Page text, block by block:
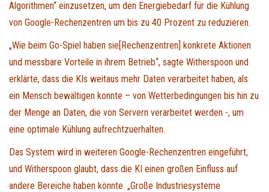
Algorithmen“ einzusetzen, um den Energiebedarf für die Kühlung
von Google-Rechenzentren um bis zu 40 Prozent zu reduzieren.
„Wie beim Go-Spiel haben sie[Rechenzentren] konkrete Aktionen
und messbare Vorteile in ihrem Betrieb“, sagte Witherspoon und
erklärte, dass die KIs weitaus mehr Daten verarbeitet haben, als
ein Mensch bewältigen konnte – von Wetterbedingungen bis hin zu
der Menge an Daten, die von Servern verarbeitet werden -, um
eine optimale Kühlung aufrechtzuerhalten.
Das System wird in weiteren Google-Rechenzentren eingeführt,
und Witherspoon glaubt, dass die KI einen großen Einfluss auf
andere Bereiche haben könnte. „Große Industriesysteme